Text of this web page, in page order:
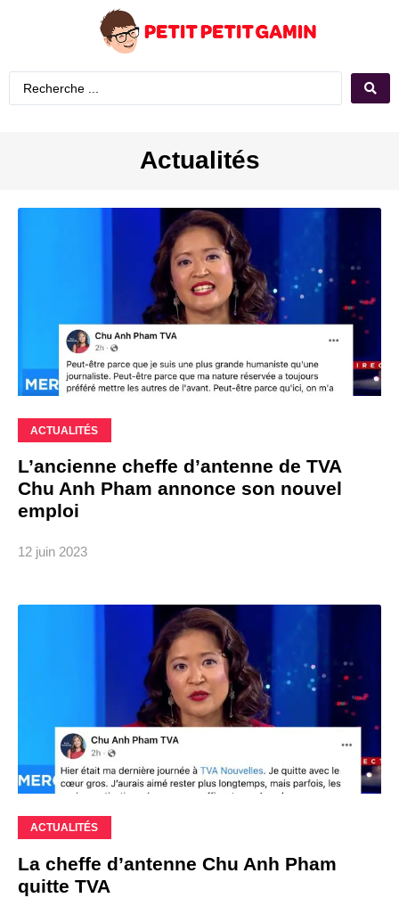
Actualités
ACTUALITÉS
L’ancienne cheffe d’antenne de TVA
Chu Anh Pham annonce son nouvel
emploi
12 juin 2023
ACTUALITÉS
La cheffe d’antenne Chu Anh Pham
quitte TVA